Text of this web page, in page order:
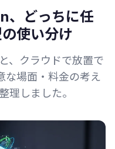
、どっちに任
使い分け
、クラウドで放置で
な場面・料金の考え
理しました。